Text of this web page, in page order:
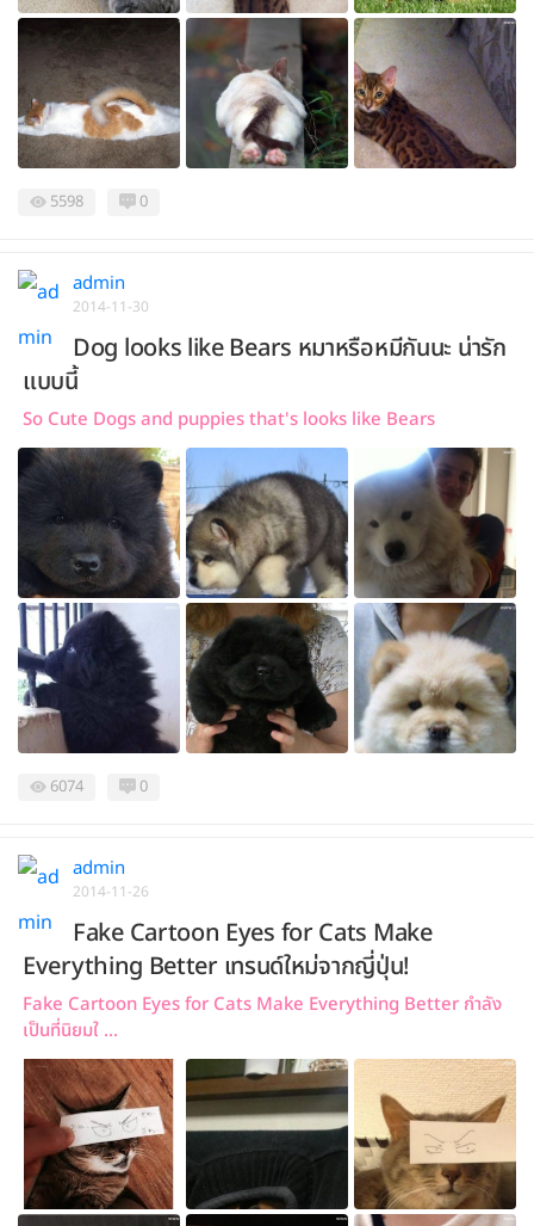
5598 0
admin
2014-11-30
Dog looks like Bears หมาหรือหมีกันนะ น่ารัก
แบบนี้
So Cute Dogs and puppies that's looks like Bears
6074 0
admin
2014-11-26
Fake Cartoon Eyes for Cats Make
Everything Better เทรนด์ใหม่จากญี่ปุ่น!
Fake Cartoon Eyes for Cats Make Everything Better กำลัง
เป็นที่นิยมใ ...